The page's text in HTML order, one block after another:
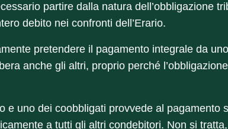
partire dalla natura dell’obbligazione
debito nei confronti dell’Erario.
pretendere il pagamento integrale da
anche gli altri, proprio perché
e uno dei coobbligati provvede al pagamento
a tutti gli altri condebitori. Non si